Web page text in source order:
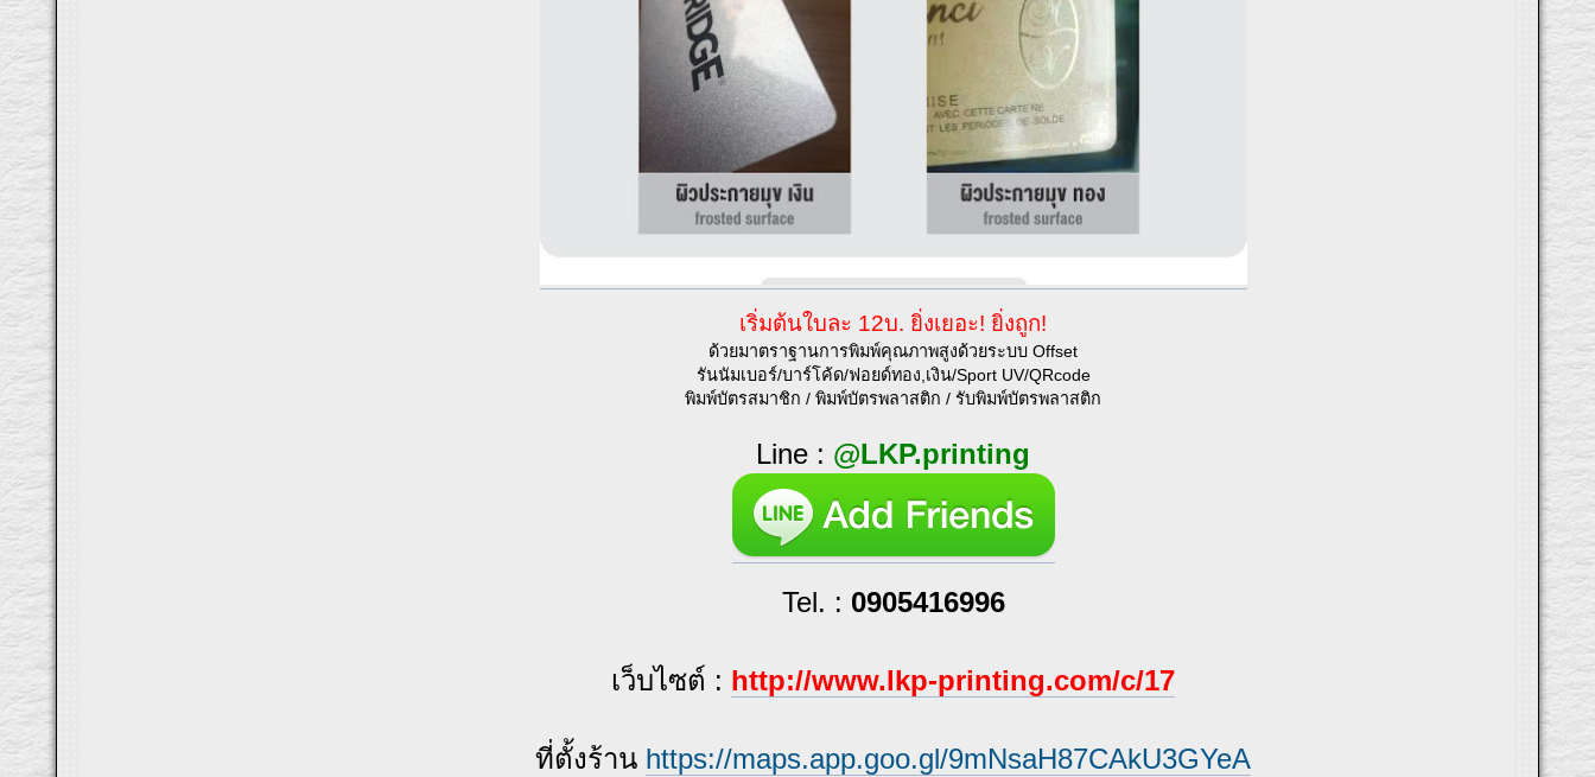
เริ่มต้นใบละ 12บ. ยิ่งเยอะ! ยิ่งถูก!
ด้วยมาตราฐานการพิมพ์คุณภาพสูงด้วยระบบ Offset
รันนัมเบอร์/บาร์โค้ด/ฟอยด์ทอง,เงิน/Sport UV/QRcode
พิมพ์บัตรสมาชิก / พิมพ์บัตรพลาสติก / รับพิมพ์บัตรพลาสติก
Line : @LKP.printing
Tel. : 0905416996
เว็บไซต์ : http://www.lkp-printing.com/c/17
ที่ตั้งร้าน https://maps.app.goo.gl/9mNsaH87CAkU3GYeA